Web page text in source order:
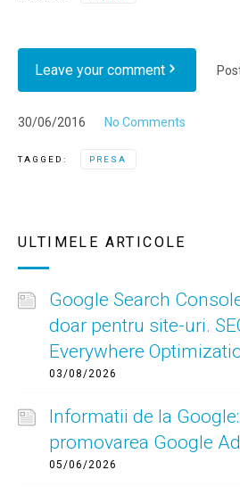
Leave your comment
30/06/2016 No Comments
TAGGED: PRESA
ULTIMELE ARTICOLE
Google Search
doar pentru site-uri.
Everywhere
03/08/2026
Informatii de la
promovarea Google
05/06/2026